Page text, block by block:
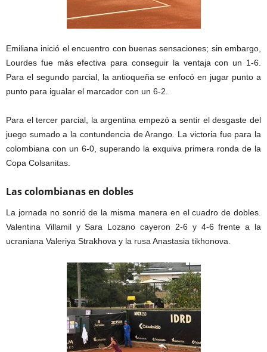
Emiliana inició el encuentro con buenas sensaciones; sin embargo,
Lourdes fue más efectiva para conseguir la ventaja con un 1-6.
Para el segundo parcial, la antioqueña se enfocó en jugar punto a
punto para igualar el marcador con un 6-2.
Para el tercer parcial, la argentina empezó a sentir el desgaste del
juego sumado a la contundencia de Arango. La victoria fue para la
colombiana con un 6-0, superando la exquiva primera ronda de la
Copa Colsanitas.
Las colombianas en dobles
La jornada no sonrió de la misma manera en el cuadro de dobles.
Valentina Villamil y Sara Lozano cayeron 2-6 y 4-6 frente a la
ucraniana Valeriya Strakhova y la rusa Anastasia tikhonova.